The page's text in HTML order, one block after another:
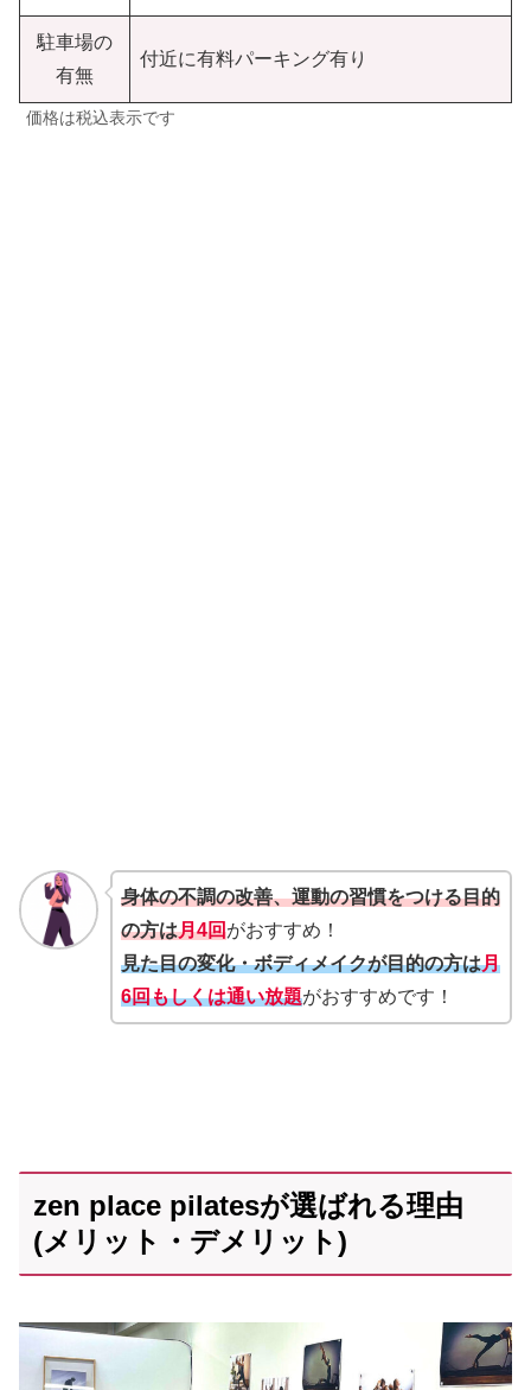
駐車場の
有無
付近に有料パーキング有り
価格は税込表示です
身体の不調の改善、運動の習慣をつける目的
の方は月4回がおすすめ！
見た目の変化・ボディメイクが目的の方は月
6回もしくは通い放題がおすすめです！
zen place pilatesが選ばれる理由
(メリット・デメリット)